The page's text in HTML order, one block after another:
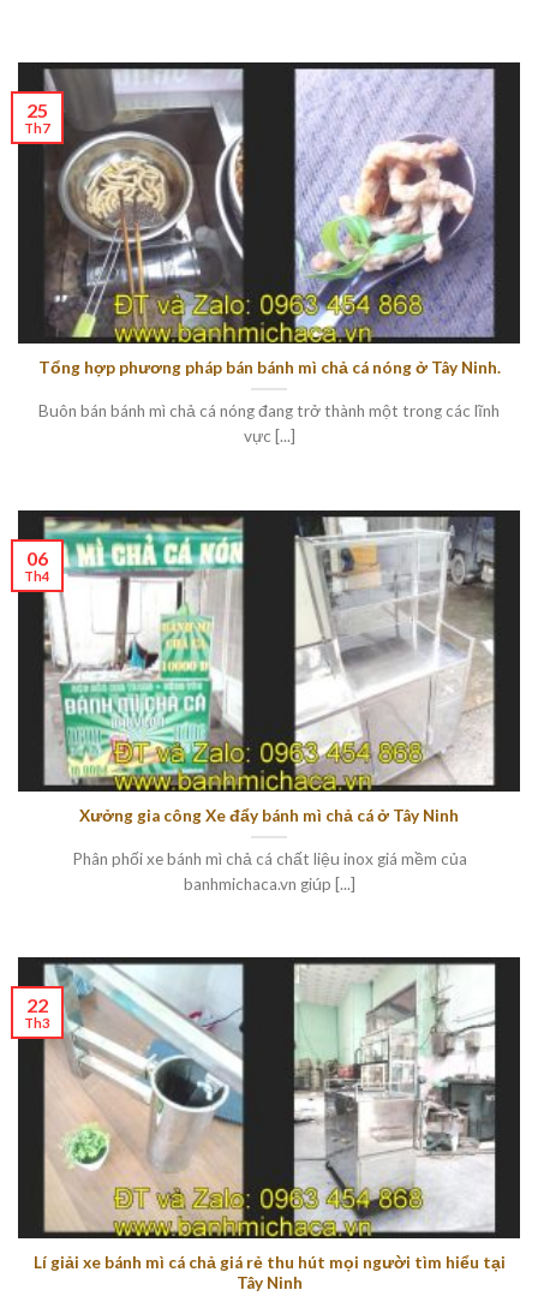
Tổng hợp phương pháp bán bánh mì chả cá nóng ở Tây Ninh.
Buôn bán bánh mì chả cá nóng đang trở thành một trong các lĩnh
vực [...]
25
Th7
Xưởng gia công Xe đẩy bánh mì chả cá ở Tây Ninh
Phân phối xe bánh mì chả cá chất liệu inox giá mềm của
banhmichaca.vn giúp [...]
06
Th4
Lí giải xe bánh mì cá chả giá rẻ thu hút mọi người tìm hiểu tại
Tây Ninh
22
Th3